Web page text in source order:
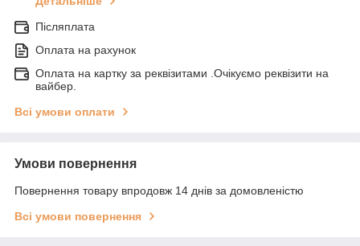
Післяплата
Оплата на рахунок
Оплата на картку за реквізитами .Очікуємо реквізити на
вайбер.
Всі умови оплати
Умови повернення
Повернення товару впродовж 14 днів за домовленістю
Всі умови повернення